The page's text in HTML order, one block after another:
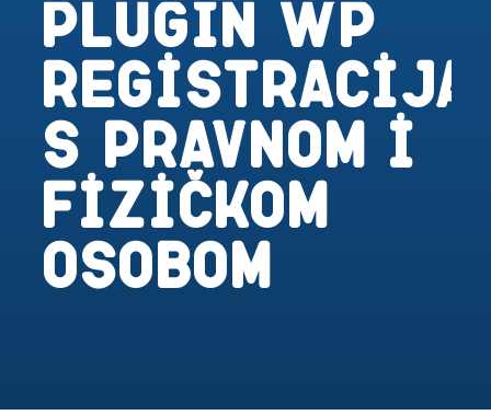
Plugin WP
registracija
s pravnom i
fizičkom
osobom